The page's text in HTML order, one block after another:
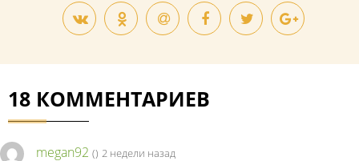
18 КОММЕНТАРИЕВ
megan92 () 2 недели назад